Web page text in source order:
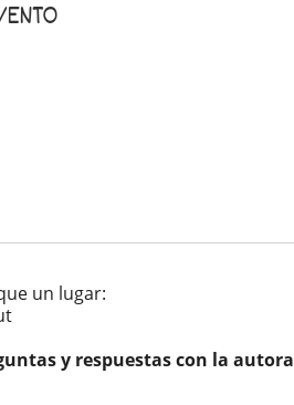
un lugar:
y respuestas con la autora